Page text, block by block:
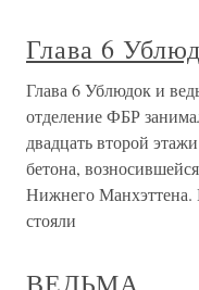
Глава 6
Глава 6 Ублюдок и
отделение ФБР
двадцать второй
бетона,
Нижнего Манхэттена.
стояли